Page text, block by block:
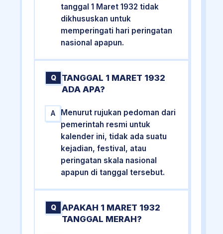
tanggal 1 Maret 1932 tidak
dikhususkan untuk
memperingati hari peringatan
nasional apapun.
Q
TANGGAL 1 MARET 1932
ADA APA?
A
Menurut rujukan pedoman dari
pemerintah resmi untuk
kalender ini, tidak ada suatu
kejadian, festival, atau
peringatan skala nasional
apapun di tanggal tersebut.
Q
APAKAH 1 MARET 1932
TANGGAL MERAH?